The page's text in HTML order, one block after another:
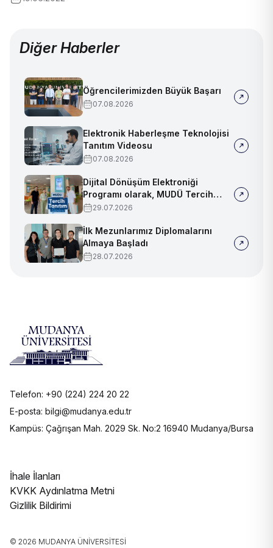
Diğer Haberler
Öğrencilerimizden Büyük Başarı
07.08.2026
Elektronik Haberleşme Teknolojisi
Tanıtım Videosu
07.08.2026
Dijital Dönüşüm Elektroniği
Programı olarak, MUDÜ Tercih
Tanıtım Günleri'nde biz de
29.07.2026
İlk Mezunlarımız Diplomalarını
Almaya Başladı
28.07.2026
Telefon: +90 (224) 224 20 22
E-posta: bilgi@mudanya.edu.tr
Kampüs: Çağrışan Mah. 2029 Sk. No:2 16940 Mudanya/Bursa
İhale İlanları
KVKK Aydınlatma Metni
Gizlilik Bildirimi
© 2026 MUDANYA ÜNIVERSITESI